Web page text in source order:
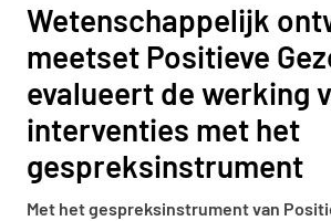
Wetenschappelijk
meetset Positieve
evalueert de werking
interventies met het
gespreksinstrument
Met het gespreksinstrument van